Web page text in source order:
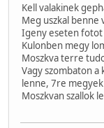
Kell valakinek
Meg uszkal benne
Igeny eseten fotot
Kulonben megy
Moszkva terre
Vagy szombaton
lenne, 7re megyek
Moszkvan szallok